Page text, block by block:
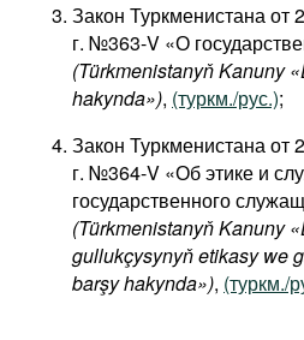
Закон Туркменистана от
г. №363-V «О
(Türkmenistanyň Kanuny
hakynda»), (туркм./рус.);
Закон Туркменистана от
г. №364-V «Об этике и
государственного
(Türkmenistanyň Kanuny
gullukçysynyň etikasy we
barşy hakynda»), (туркм./